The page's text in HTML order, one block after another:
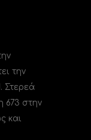
την
Στερεά
673 στην
και